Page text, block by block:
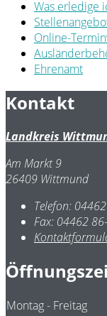
Was erledige
Online-
Ehrenamt
Kontakt
Landkreis
Am Markt 9
26409 Wittmund
Telefon:
Fax: 04462
Montag - Freitag